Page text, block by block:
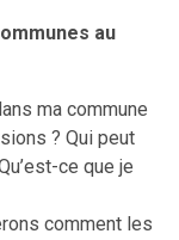
au
ma commune
? Qui peut
ce que je
comment les